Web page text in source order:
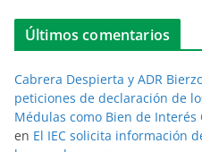
Últimos comentarios
Cabrera Despierta y ADR
peticiones de declaración de
Médulas como Bien de
en El IEC solicita información